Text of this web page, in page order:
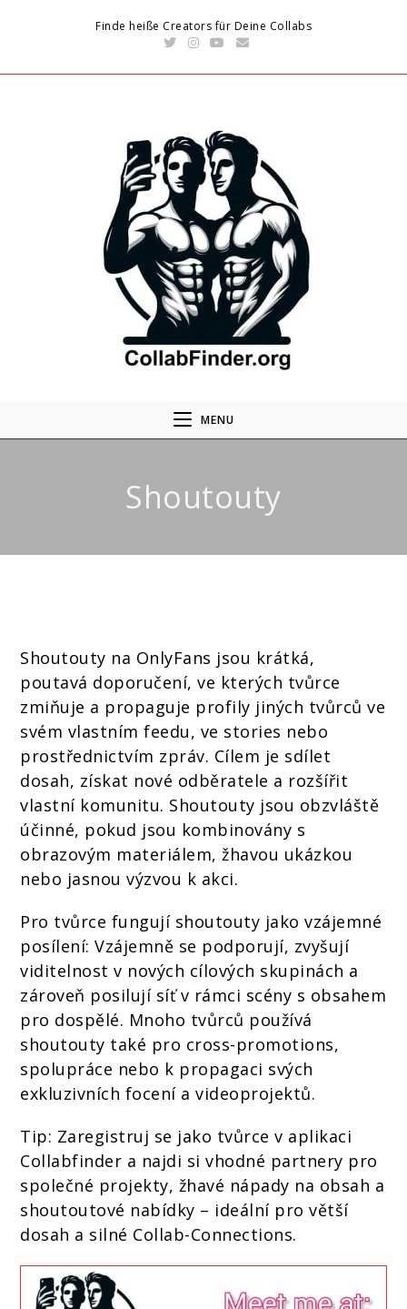
Finde heiße Creators für Deine Collabs
MENU
Shoutouty
Shoutouty na OnlyFans jsou krátká,
poutavá doporučení, ve kterých tvůrce
zmiňuje a propaguje profily jiných tvůrců ve
svém vlastním feedu, ve stories nebo
prostřednictvím zpráv. Cílem je sdílet
dosah, získat nové odběratele a rozšířit
vlastní komunitu. Shoutouty jsou obzvláště
účinné, pokud jsou kombinovány s
obrazovým materiálem, žhavou ukázkou
nebo jasnou výzvou k akci.
Pro tvůrce fungují shoutouty jako vzájemné
posílení: Vzájemně se podporují, zvyšují
viditelnost v nových cílových skupinách a
zároveň posilují síť v rámci scény s obsahem
pro dospělé. Mnoho tvůrců používá
shoutouty také pro cross-promotions,
spolupráce nebo k propagaci svých
exkluzivních focení a videoprojektů.
Tip: Zaregistruj se jako tvůrce v aplikaci
Collabfinder a najdi si vhodné partnery pro
společné projekty, žhavé nápady na obsah a
shoutoutové nabídky – ideální pro větší
dosah a silné Collab-Connections.